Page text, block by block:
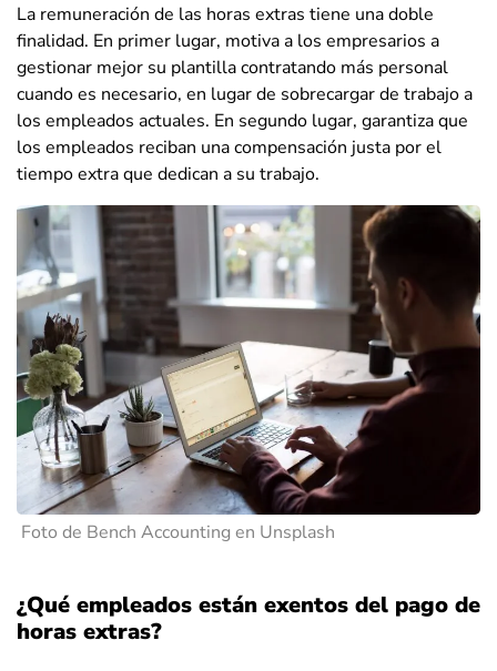
La remuneración de las horas extras tiene una doble
finalidad. En primer lugar, motiva a los empresarios a
gestionar mejor su plantilla contratando más personal
cuando es necesario, en lugar de sobrecargar de trabajo a
los empleados actuales. En segundo lugar, garantiza que
los empleados reciban una compensación justa por el
tiempo extra que dedican a su trabajo.
Foto de Bench Accounting en Unsplash
¿Qué empleados están exentos del pago de
horas extras?